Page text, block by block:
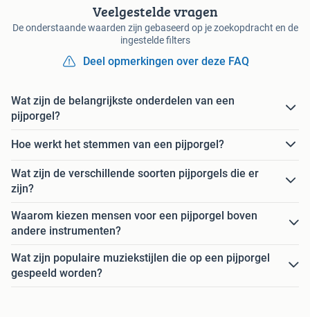
Veelgestelde vragen
De onderstaande waarden zijn gebaseerd op je zoekopdracht en de
ingestelde filters
Deel opmerkingen over deze FAQ
Wat zijn de belangrijkste onderdelen van een
pijporgel?
Hoe werkt het stemmen van een pijporgel?
Wat zijn de verschillende soorten pijporgels die er
zijn?
Waarom kiezen mensen voor een pijporgel boven
andere instrumenten?
Wat zijn populaire muziekstijlen die op een pijporgel
gespeeld worden?